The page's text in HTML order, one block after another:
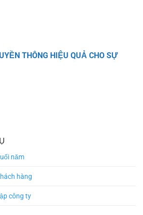
THÔNG HIỆU QUẢ CHO SỰ
năm
hàng
công ty